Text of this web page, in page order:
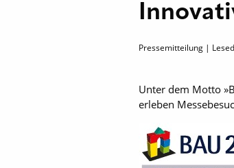
Pressemitteilung |
Unter dem Motto
erleben